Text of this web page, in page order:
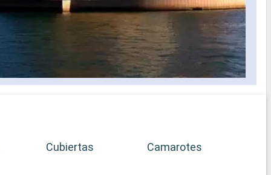
Cubiertas Camarotes